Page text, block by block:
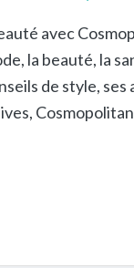
avec
la beauté, la
de style,